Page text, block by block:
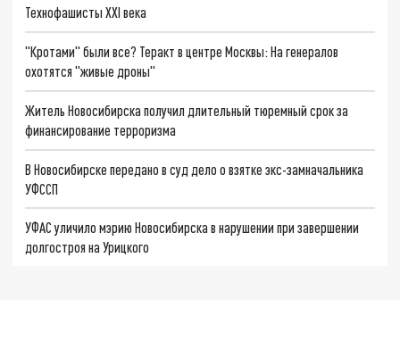
Технофашисты XXI века
"Кротами" были все? Теракт в центре Москвы: На генералов
охотятся "живые дроны"
Житель Новосибирска получил длительный тюремный срок за
финансирование терроризма
В Новосибирске передано в суд дело о взятке экс-замначальника
УФССП
УФАС уличило мэрию Новосибирска в нарушении при завершении
долгостроя на Урицкого